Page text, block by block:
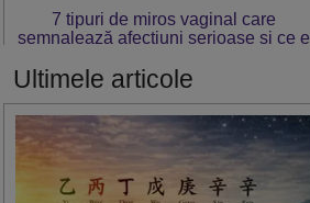
7 tipuri de miros vaginal care
semnalează afecțiuni serioase și ce e
Ultimele articole